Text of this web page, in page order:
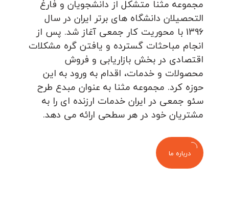
مجموعه مثنا متشکل از دانشجویان و فارغ
التحصیلان دانشگاه های برتر ایران در سال
1396 با محوریت کار جمعی آغاز شد. پس از
انجام مباحثات گسترده و یافتن گره مشکلات
اقتصادی در بخش بازاریابی و فروش
محصولات و خدمات، اقدام به ورود به این
حوزه کرد. مجموعه مثنا به عنوان مبدع طرح
سئو جمعی در ایران خدمات ارزنده ای را به
مشتریان خود در هر سطحی ارائه می دهد.
درباره ما